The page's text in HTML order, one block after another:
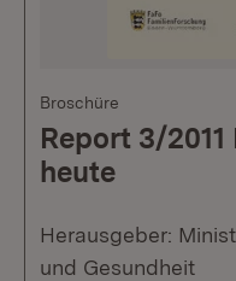
Broschüre
Report 3/
heute
Herausgeber:
und Gesundheit